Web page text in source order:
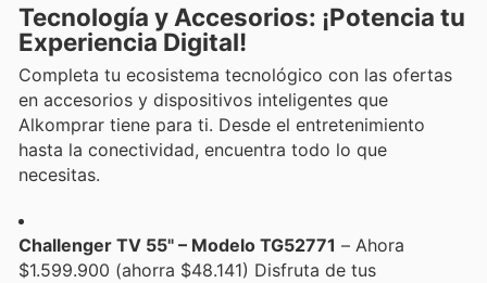
Tecnología y Accesorios: ¡Potencia tu
Experiencia Digital!
Completa tu ecosistema tecnológico con las ofertas
en accesorios y dispositivos inteligentes que
Alkomprar tiene para ti. Desde el entretenimiento
hasta la conectividad, encuentra todo lo que
necesitas.
Challenger TV 55" – Modelo TG52771 – Ahora
$1.599.900 (ahorra $48.141) Disfruta de tus